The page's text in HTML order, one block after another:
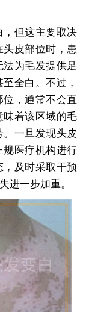
但这主要取决
皮部位时，患
为毛发提供足
全白。不过，
，通常不会直
味着该区域的毛
一旦发现头皮
规医疗机构进行
及时采取干预
进一步加重。